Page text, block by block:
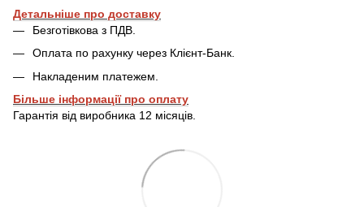
Детальніше про доставку
Безготівкова з ПДВ.
Оплата по рахунку через Клієнт-Банк.
Накладеним платежем.
Більше інформації про оплату
Гарантія від виробника 12 місяців.